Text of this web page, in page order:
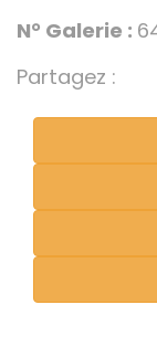
N° Galerie :
Partagez :